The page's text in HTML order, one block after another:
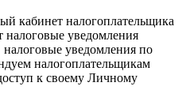
кабинет налогоплательщика
налоговые уведомления
уведомления по
налогоплательщикам
к своему Личному